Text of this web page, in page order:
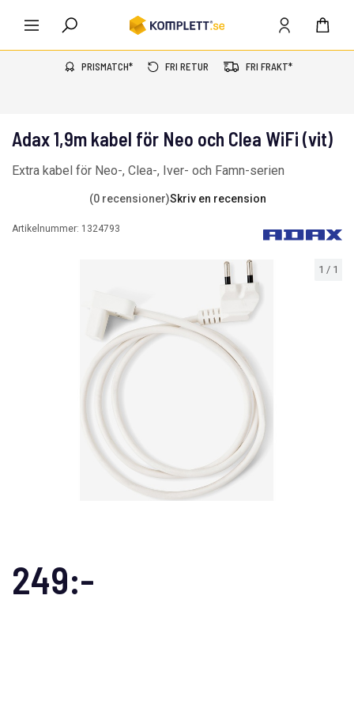
PRISMATCH* FRI RETUR FRI FRAKT*
1 / 1
Adax 1,9m kabel för Neo och Clea WiFi (vit)
Extra kabel för Neo-, Clea-, Iver- och Famn-serien
(0 recensioner)Skriv en recension
Artikelnummer: 1324793
249:-